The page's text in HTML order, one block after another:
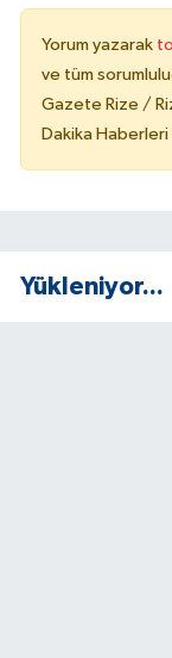
Yorum yazarak
ve tüm
Gazete Rize /
Dakika
Yükleniyor...